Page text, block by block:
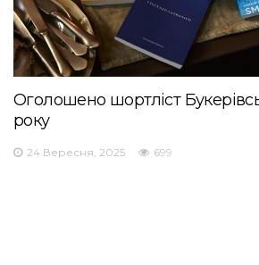
Оголошено шортліст
року
24 Вересня, 2025 699